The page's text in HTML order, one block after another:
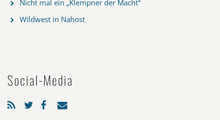
Nicht mal ein „Klempner der Macht“
Wildwest in Nahost
Social-Media